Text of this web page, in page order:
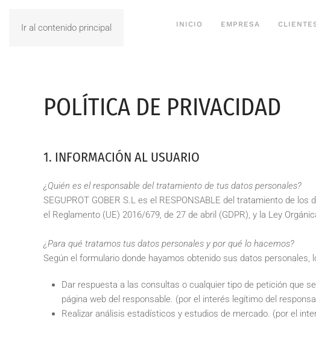
Ir al contenido principal INICIO EMPRESA
POLÍTICA DE PRIVACIDAD
1. INFORMACIÓN AL USUARIO
¿Quién es el responsable del tratamiento de tus datos personales?
SEGUPROT GOBER S.L es el RESPONSABLE del tratamiento de
el Reglamento (UE) 2016/679, de 27 de abril (GDPR), y la Ley
¿Para qué tratamos tus datos personales y por qué lo hacemos?
Según el formulario donde hayamos obtenido sus datos
Dar respuesta a las consultas o cualquier tipo de petición que
página web del responsable. (por el interés legítimo del
Realizar análisis estadísticos y estudios de mercado. (por el